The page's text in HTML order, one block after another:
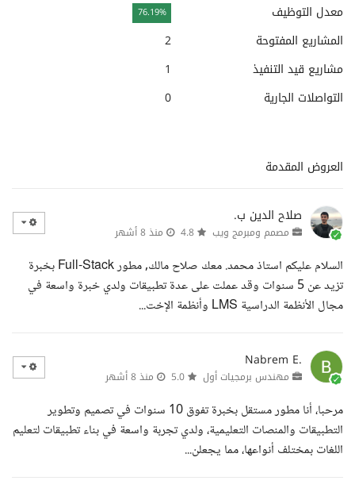
معدل التوظيف
76.19%
المشاريع المفتوحة
2
مشاريع قيد التنفيذ
1
التواصلات الجارية
0
العروض المقدمة
صلاح الدين ب.
مصمم ومبرمج ويب منذ 8 أشهر
السلام عليكم استاذ محمد. معك صلاح مالك, مطور Full-Stack بخبرة
تزيد عن 5 سنوات وقد عملت على عدة تطبيقات ولدي خبرة واسعة في
مجال الأنظمة الدراسية LMS وأنظمة الإخت...
Nabrem E.
مهندس برمجيات أول منذ 8 أشهر
مرحبا، أنا مطور مستقل بخبرة تفوق 10 سنوات في تصميم وتطوير
التطبيقات والمنصات التعليمية، ولدي تجربة واسعة في بناء تطبيقات لتعليم
اللغات بمختلف أنواعها، مما يجعلن...